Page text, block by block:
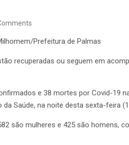
Prefeitura de Palmas
recuperadas ou seguem em
e 38 mortes por Covid-19
Saúde, na noite desta sexta-feira
são mulheres e 425 são homens,